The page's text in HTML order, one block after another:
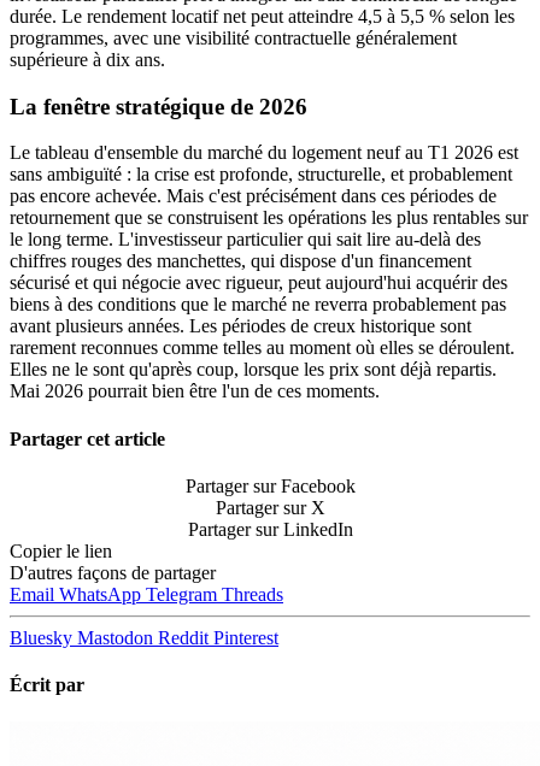
durée. Le rendement locatif net peut atteindre 4,5 à 5,5 % selon les
programmes, avec une visibilité contractuelle généralement
supérieure à dix ans.
La fenêtre stratégique de 2026
Le tableau d'ensemble du marché du logement neuf au T1 2026 est
sans ambiguïté : la crise est profonde, structurelle, et probablement
pas encore achevée. Mais c'est précisément dans ces périodes de
retournement que se construisent les opérations les plus rentables sur
le long terme. L'investisseur particulier qui sait lire au-delà des
chiffres rouges des manchettes, qui dispose d'un financement
sécurisé et qui négocie avec rigueur, peut aujourd'hui acquérir des
biens à des conditions que le marché ne reverra probablement pas
avant plusieurs années. Les périodes de creux historique sont
rarement reconnues comme telles au moment où elles se déroulent.
Elles ne le sont qu'après coup, lorsque les prix sont déjà repartis.
Mai 2026 pourrait bien être l'un de ces moments.
Partager cet article
Partager sur Facebook
Partager sur X
Partager sur LinkedIn
Copier le lien
D'autres façons de partager
Email WhatsApp Telegram Threads
Bluesky Mastodon Reddit Pinterest
Écrit par